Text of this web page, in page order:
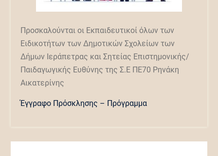
Προσκαλούνται οι Εκπαιδευτικοί όλων των
Ειδικοτήτων των Δημοτικών Σχολείων των
Δήμων Ιεράπετρας και Σητείας Επιστημονικής/
Παιδαγωγικής Ευθύνης της Σ.Ε ΠΕ70 Ρηνάκη
Αικατερίνης
Έγγραφο Πρόσκλησης – Πρόγραμμα